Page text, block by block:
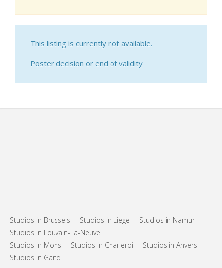
This listing is currently not available.
Poster decision or end of validity
Studios in Brussels Studios in Liege
Studios in Namur
Studios in Louvain-La-Neuve
Studios in Mons
Studios in Charleroi
Studios in Anvers
Studios in Gand